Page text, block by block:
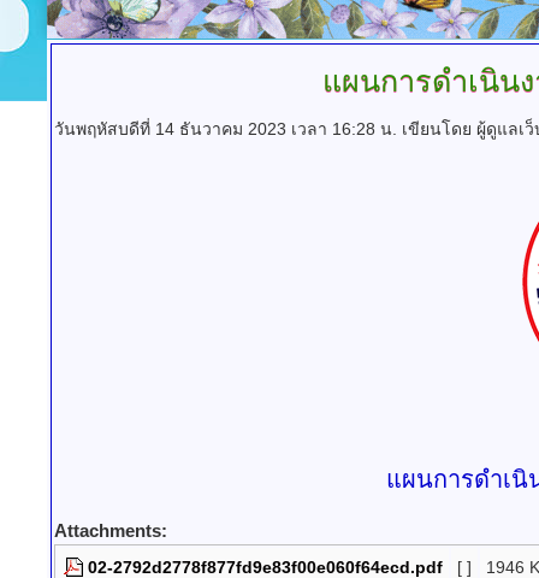
แผนการดำเนิน
วันพฤหัสบดีที่ 14 ธันวาคม 2023 เวลา 16:28 น. เขียนโดย ผู้ดูแลเ
แผนการดำเ
Attachments:
02-2792d2778f877fd9e83f00e060f64ecd.pdf [ ] 1946